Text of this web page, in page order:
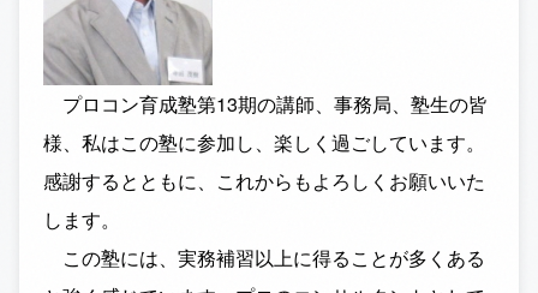
プロコン育成塾第13期の講師、事務局、塾生の皆
様、私はこの塾に参加し、楽しく過ごしています。
感謝するとともに、これからもよろしくお願いいた
します。
この塾には、実務補習以上に得ることが多くある